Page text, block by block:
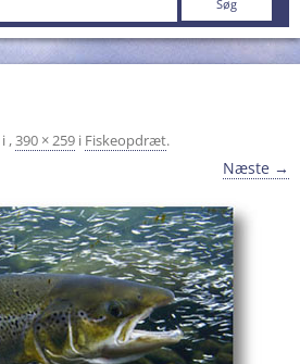
i ,390 × 259 i Fiskeopdræt.
Næste →